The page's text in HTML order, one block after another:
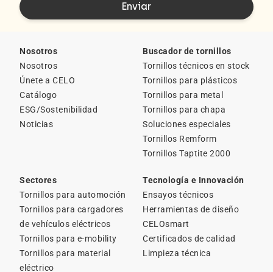
Nosotros
Nosotros
Únete a CELO
Catálogo
ESG/Sostenibilidad
Noticias
Buscador de tornillos
Tornillos técnicos en stock
Tornillos para plásticos
Tornillos para metal
Tornillos para chapa
Soluciones especiales
Tornillos Remform
Tornillos Taptite 2000
Sectores
Tornillos para automoción
Tornillos para cargadores
de vehículos eléctricos
Tornillos para e-mobility
Tornillos para material
eléctrico
Tecnología e Innovación
Ensayos técnicos
Herramientas de diseño
CELOsmart
Certificados de calidad
Limpieza técnica